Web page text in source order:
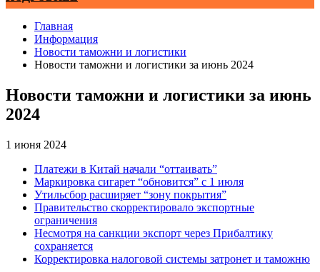
Главная
Информация
Новости таможни и логистики
Новости таможни и логистики за июнь 2024
Новости таможни и логистики за июнь
2024
1 июня 2024
Платежи в Китай начали “оттаивать”
Маркировка сигарет “обновится” с 1 июля
Утильсбор расширяет “зону покрытия”
Правительство скорректировало экспортные
ограничения
Несмотря на санкции экспорт через Прибалтику
сохраняется
Корректировка налоговой системы затронет и таможню